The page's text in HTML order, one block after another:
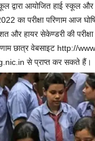
द्वारा आयोजित हाई स्कूल और
का परीक्षा परिणाम आज
और हायर सेकेण्डरी की परीक्षा
छात्र वेबसाइट http://
से प्राप्त कर सकते हैं।